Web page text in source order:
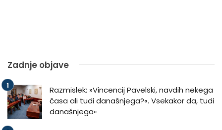
Zadnje objave
Razmislek: »Vincencij Pavelski, navdih nekega
časa ali tudi današnjega?«. Vsekakor da, tudi
današnjega«